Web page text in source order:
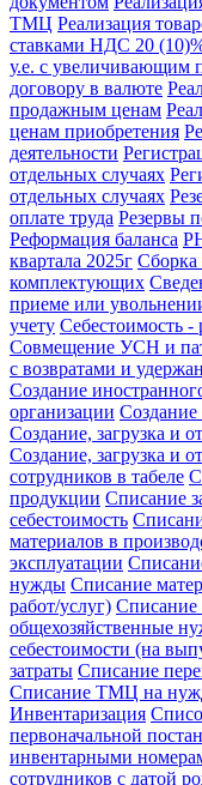
ТМЦ Реализация
ставками НДС 20
у.е. с увеличивающим
договору в валюте
продажным ценам
ценам приобретения
деятельности
отдельных случаях
отдельных случаях
оплате труда Резервы
Реформация баланса
квартала 2025г Сборка
комплектующих
приеме или
учету Себестоимость -
Совмещение УСН и
с возвратами и
Создание
организации Создание
Создание, загрузка
Создание, загрузка
сотрудников в табеле
продукции Списание
себестоимость
материалов в
эксплуатации
нужды Списание
работ/услуг) Списание
общехозяйственные
себестоимости (на
затраты Списание
Списание ТМЦ на
Инвентаризация
первоначальной
инвентарными
сотрудников с датой